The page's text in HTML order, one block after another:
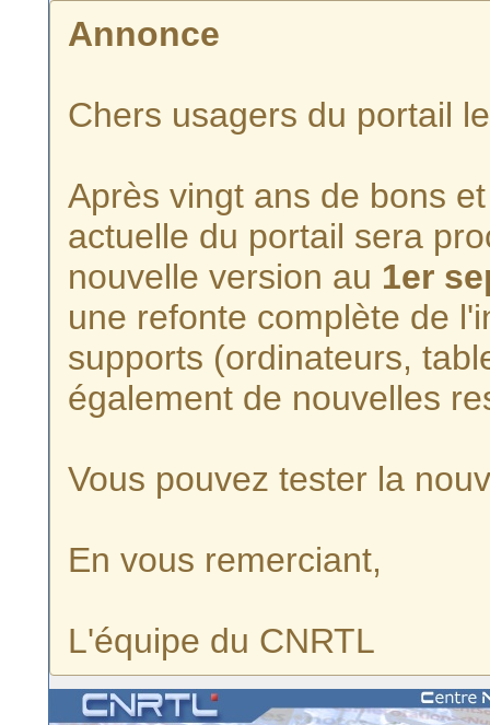
Annonce
Chers usagers du portail
Après vingt ans de bons
actuelle du portail sera
nouvelle version au 1er
une refonte complète de
supports (ordinateurs,
également de nouvelles
Vous pouvez tester la
En vous remerciant,
L'équipe du CNRTL